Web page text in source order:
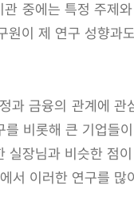
중에는 특정 주제와
이 제 연구 성향과
금융의 관계에
비롯해 큰 기업들
장님과 비슷한 점
서 이러한 연구를